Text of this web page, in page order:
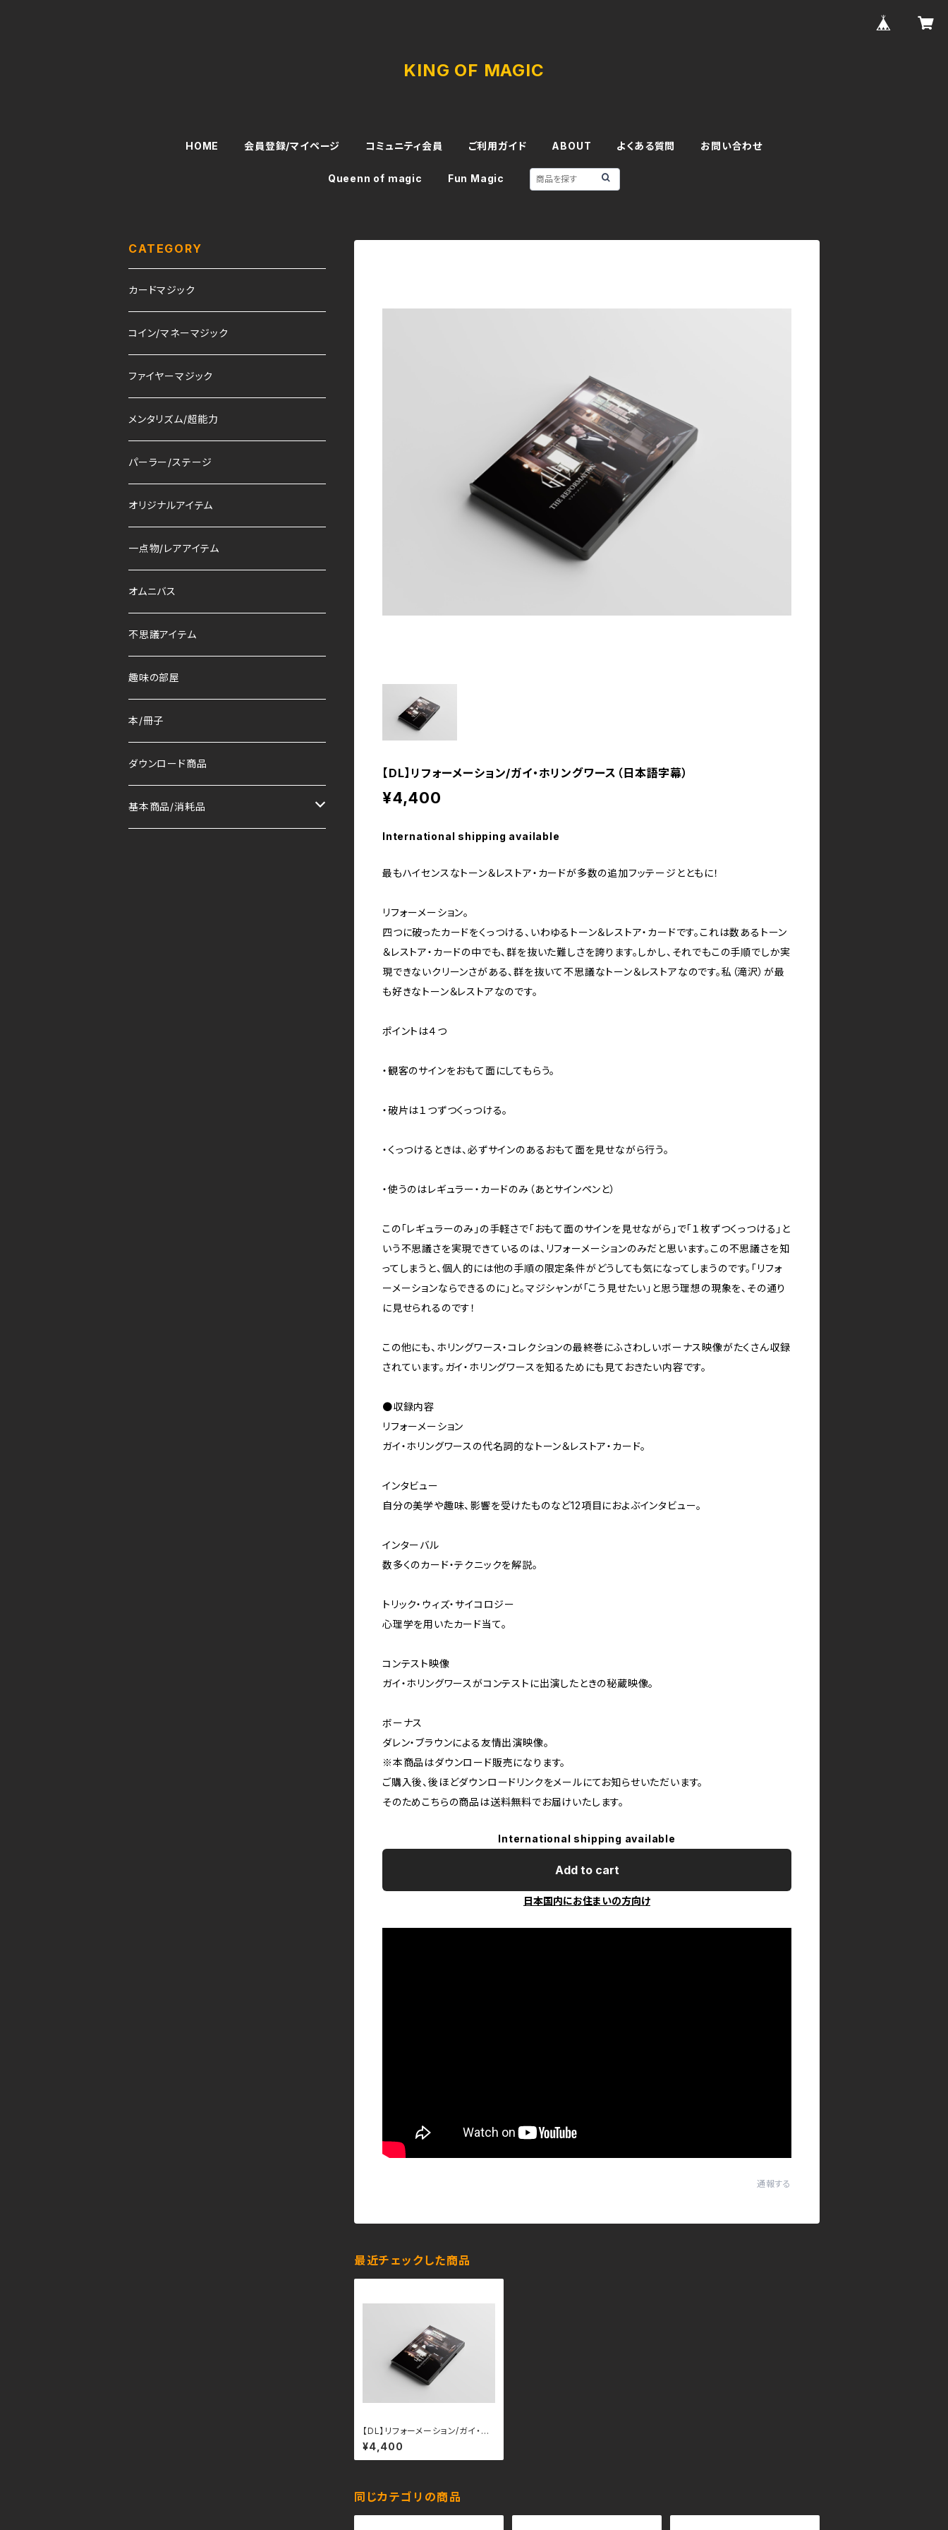
KING OF MAGIC
HOME 会員登録/マイページ コミュニティ会員 ご利用ガイド ABOUT よくある質問 お問い合わせ
Queenn of magic Fun Magic
【DL】リフォーメーション/ガイ・ホリングワース（日本語字幕）
¥4,400
International shipping available
最もハイセンスなトーン＆レストア・カードが多数の追加フッテージとともに！
リフォーメーション。
四つに破ったカードをくっつける、いわゆるトーン＆レストア・カードです。これは数あるトーン
＆レストア・カードの中でも、群を抜いた難しさを誇ります。しかし、それでもこの手順でしか実
現できないクリーンさがある、群を抜いて不思議なトーン＆レストアなのです。私（滝沢）が最
も好きなトーン＆レストアなのです。
ポイントは４つ
・観客のサインをおもて面にしてもらう。
・破片は１つずつくっつける。
・くっつけるときは、必ずサインのあるおもて面を見せながら行う。
・使うのはレギュラー・カードのみ（あとサインペンと）
この「レギュラーのみ」の手軽さで「おもて面のサインを見せながら」で「１枚ずつくっつける」と
いう不思議さを実現できているのは、リフォーメーションのみだと思います。この不思議さを知
ってしまうと、個人的には他の手順の限定条件がどうしても気になってしまうのです。「リフォ
ーメーションならできるのに」と。マジシャンが「こう見せたい」と思う理想の現象を、その通り
に見せられるのです！
この他にも、ホリングワース・コレクションの最終巻にふさわしいボーナス映像がたくさん収録
されています。ガイ・ホリングワースを知るためにも見ておきたい内容です。
●収録内容
リフォーメーション
ガイ・ホリングワースの代名詞的なトーン＆レストア・カード。
インタビュー
自分の美学や趣味、影響を受けたものなど12項目におよぶインタビュー。
インターバル
数多くのカード・テクニックを解説。
トリック・ウィズ・サイコロジー
心理学を用いたカード当て。
コンテスト映像
ガイ・ホリングワースがコンテストに出演したときの秘蔵映像。
ボーナス
ダレン・ブラウンによる友情出演映像。
※本商品はダウンロード販売になります。
ご購入後、後ほどダウンロードリンクをメールにてお知らせいただいます。
そのためこちらの商品は送料無料でお届けいたします。
International shipping available
Add to cart
日本国内にお住まいの方向け
通報する
最近チェックした商品
【DL】リフォーメーション/ガイ・ホ
リングワース（日本語字幕）
¥4,400
同じカテゴリの商品
CATEGORY
カードマジック
コイン/マネーマジック
ファイヤーマジック
メンタリズム/超能力
パーラー/ステージ
オリジナルアイテム
一点物/レアアイテム
オムニバス
不思議アイテム
趣味の部屋
本/冊子
ダウンロード商品
基本商品/消耗品